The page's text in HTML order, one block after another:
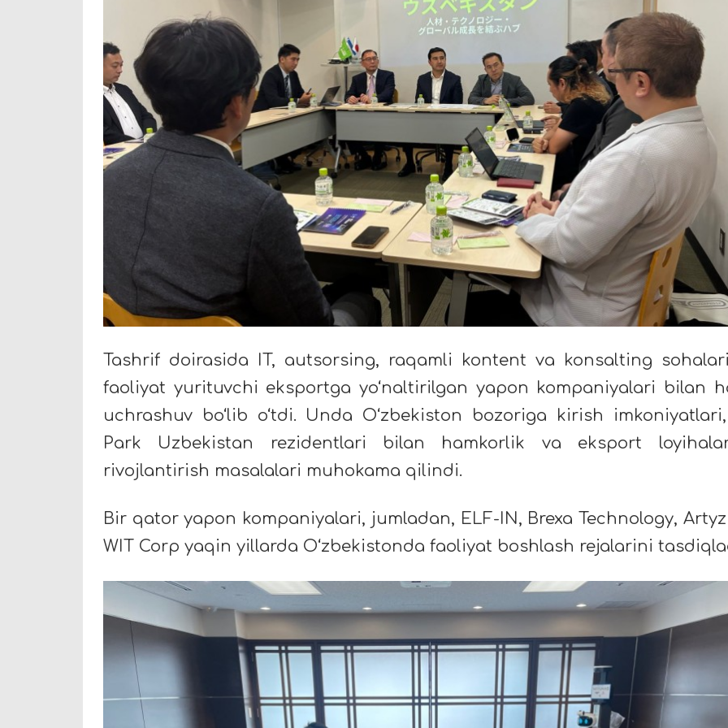
Tashrif doirasida IT, autsorsing, raqamli kontent va konsalting
faoliyat yurituvchi eksportga yo‘naltirilgan yapon kompaniyalari bilan
uchrashuv bo‘lib o‘tdi. Unda O‘zbekiston bozoriga kirish
Park Uzbekistan rezidentlari bilan hamkorlik va eksport
rivojlantirish masalalari muhokama qilindi.
Bir qator yapon kompaniyalari, jumladan, ELF-IN, Brexa Technology,
WIT Corp yaqin yillarda O‘zbekistonda faoliyat boshlash rejalarini